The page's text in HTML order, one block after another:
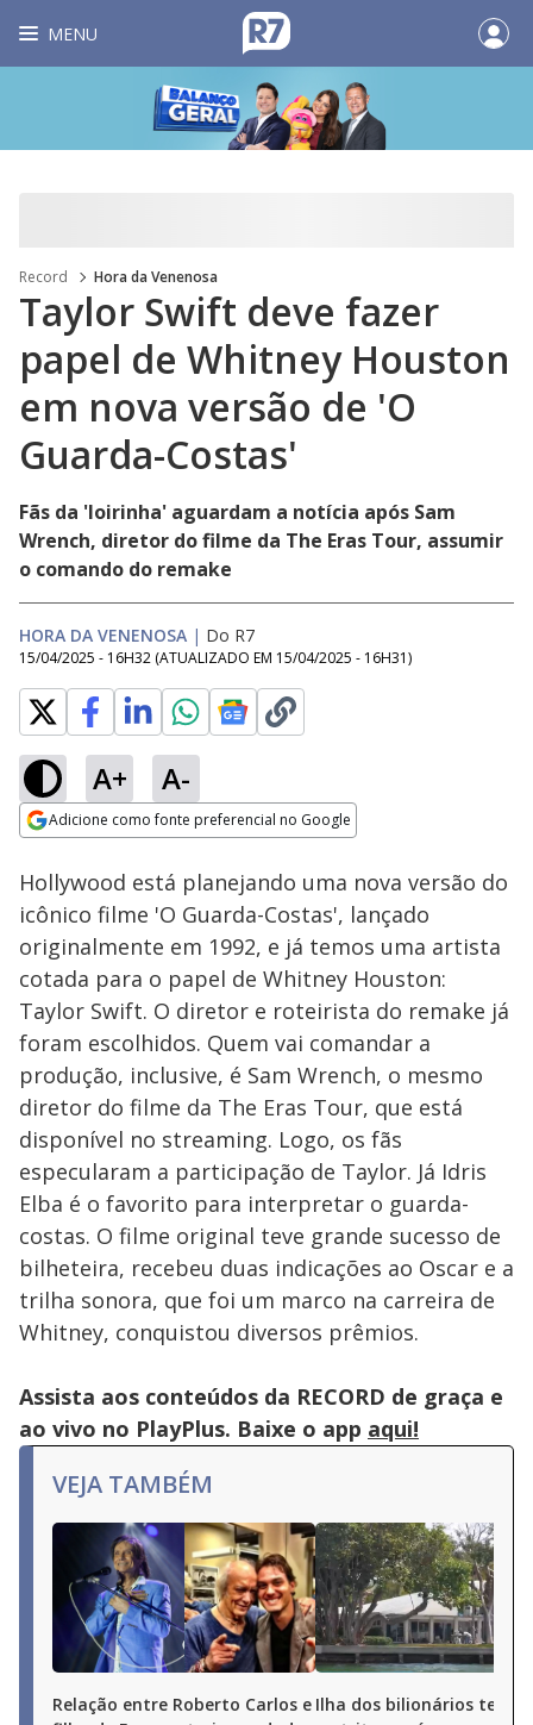
MENU
Record Hora da Venenosa
Taylor Swift deve fazer
papel de Whitney Houston
em nova versão de 'O
Guarda-Costas'
Fãs da 'loirinha' aguardam a notícia após Sam
Wrench, diretor do filme da The Eras Tour, assumir
o comando do remake
HORA DA VENENOSA | Do R7
15/04/2025 - 16H32 (ATUALIZADO EM 15/04/2025 - 16H31)
A+ A-
Adicione como fonte preferencial no Google
Ativar
Loaded
23.00%
Hollywood está planejando uma nova versão do
icônico filme 'O Guarda-Costas', lançado
originalmente em 1992, e já temos uma artista
cotada para o papel de Whitney Houston:
Taylor Swift. O diretor e roteirista do remake já
foram escolhidos. Quem vai comandar a
produção, inclusive, é Sam Wrench, o mesmo
diretor do filme da The Eras Tour, que está
disponível no streaming. Logo, os fãs
especularam a participação de Taylor. Já Idris
Elba é o favorito para interpretar o guarda-
costas. O filme original teve grande sucesso de
bilheteira, recebeu duas indicações ao Oscar e a
trilha sonora, que foi um marco na carreira de
Whitney, conquistou diversos prêmios.
Assista aos conteúdos da RECORD de graça e
ao vivo no PlayPlus. Baixe o app aqui!
VEJA TAMBÉM
Relação entre Roberto Carlos e Ilha dos bilionários tem